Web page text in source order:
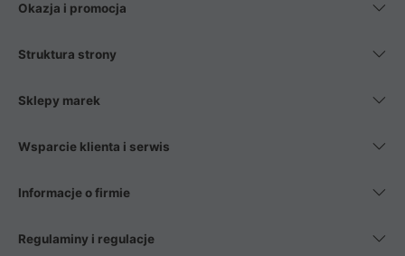
Okazja i promocja
Struktura strony
Sklepy marek
Wsparcie klienta i serwis
Informacje o firmie
Regulaminy i regulacje